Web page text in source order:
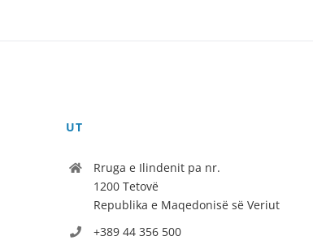
UT
Rruga e Ilindenit pa nr.
1200 Tetovë
Republika e Maqedonisë së Veriut
+389 44 356 500